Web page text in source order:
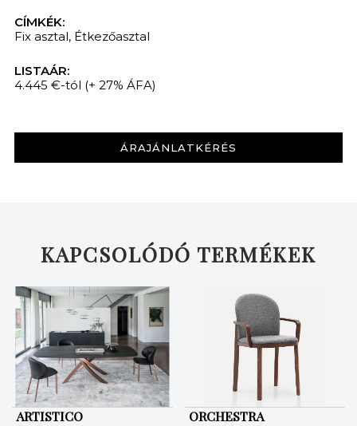
CÍMKÉK:
Fix asztal, Étkezőasztal
LISTAÁR:
4.445 €-tól (+ 27% ÁFA)
ÁRAJÁNLATKÉRÉS
KAPCSOLÓDÓ TERMÉKEK
ARTISTICO ORCHESTRA